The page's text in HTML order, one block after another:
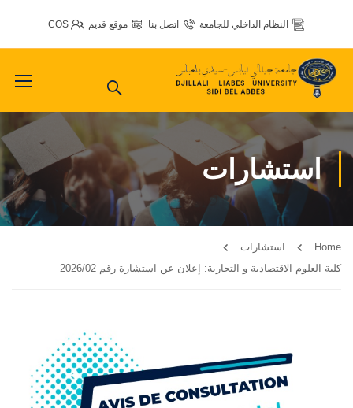
النظام الداخلي للجامعة اتصل بنا موقع قديم COS
استشارات
Home
استشارات
كلية العلوم الاقتصادية و التجارية: إعلان عن استشارة رقم 2026/02